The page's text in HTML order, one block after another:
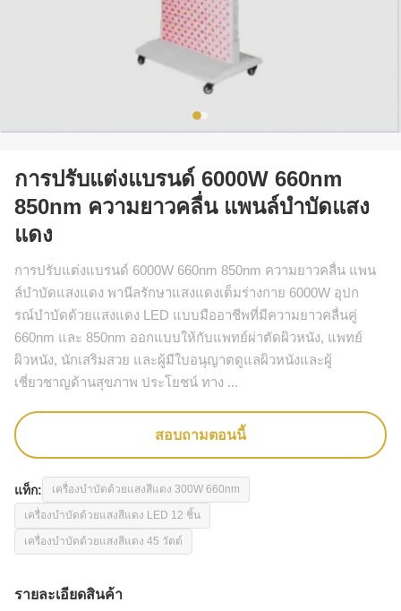
การปรับแต่งแบรนด์ 6000W 660nm
850nm ความยาวคลื่น แพนล์บําบัดแสง
แดง
การปรับแต่งแบรนด์ 6000W 660nm 850nm ความยาวคลื่น แพน
ล์บําบัดแสงแดง พานีลรักษาแสงแดงเต็มร่างกาย 6000W อุปก
รณ์บําบัดด้วยแสงแดง LED แบบมืออาชีพที่มีความยาวคลื่นคู่
660nm และ 850nm ออกแบบให้กับแพทย์ผ่าตัดผิวหนัง, แพทย์
ผิวหนัง, นักเสริมสวย และผู้มีใบอนุญาตดูแลผิวหนังและผู้
เชี่ยวชาญด้านสุขภาพ ประโยชน์ ทาง ...
สอบถามตอนนี้
แท็ก: เครื่องบำบัดด้วยแสงสีแดง 300W 660nm
เครื่องบำบัดด้วยแสงสีแดง LED 12 ชิ้น
เครื่องบำบัดด้วยแสงสีแดง 45 วัตต์
รายละเอียดสินค้า